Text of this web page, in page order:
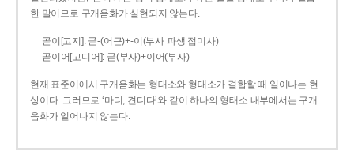
한 말이므로 구개음화가 실현되지 않는다.
곧이[고지]: 곧-­(어근)+­-이(부사 파생 접미사)
곧이어[고디어]: 곧(부사)+이어(부사)
현재 표준어에서 구개음화는 형태소와 형태소가 결합할 때 일어나는 현
상이다. 그러므로 ‘마디, 견디다’와 같이 하나의 형태소 내부에서는 구개
음화가 일어나지 않는다.